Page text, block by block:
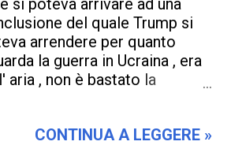
si innervosisce ! .
che la politica che
il Paese parla per conto
, non vuole intermediari ,
vuole insegnamenti , non
istante che fa qualche
falso, e non è detto
si poteva arrivare ad una
del quale Trump si
arrendere per quanto
la guerra in Ucraina , era
aria , non è bastato la
guerra una pace . Chi sperava
CONTINUA A LEGGERE »